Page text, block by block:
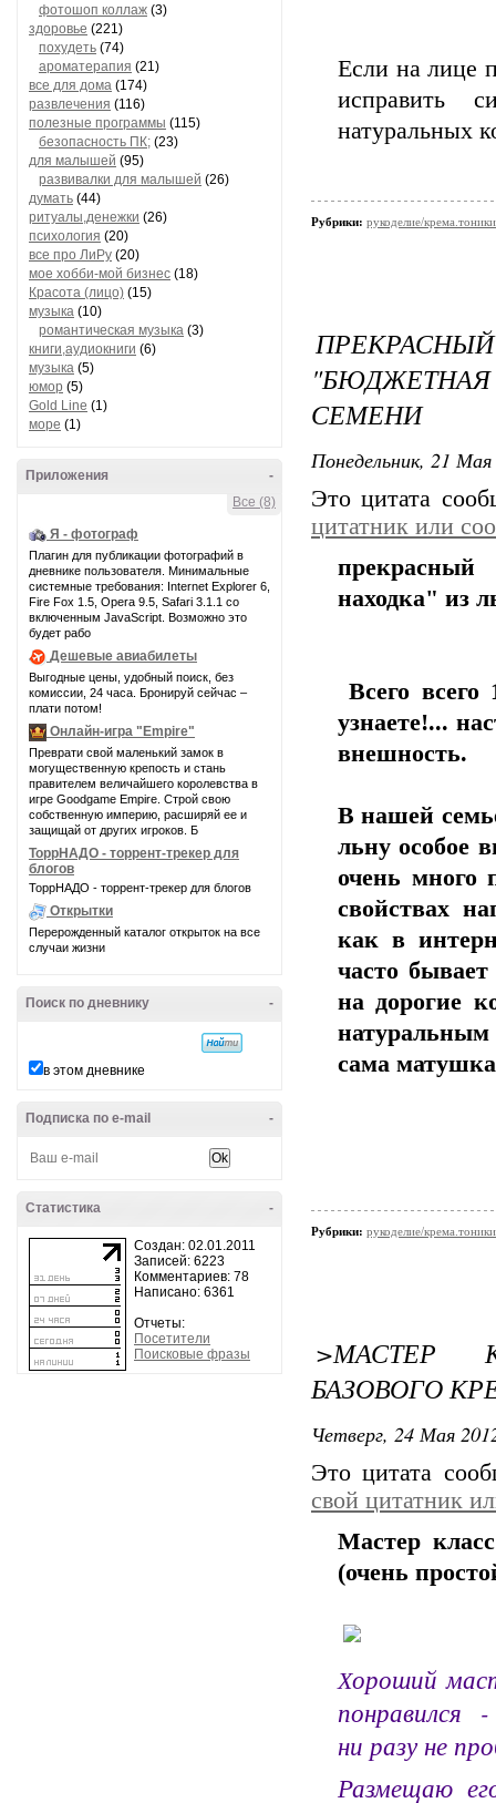
фотошоп коллаж (3)
здоровье (221)
похудеть (74)
ароматерапия (21)
все для дома (174)
развлечения (116)
полезные программы (115)
безопасность ПК; (23)
для малышей (95)
развивалки для малышей (26)
думать (44)
ритуалы,денежки (26)
психология (20)
все про ЛиРу (20)
мое хобби-мой бизнес (18)
Красота (лицо) (15)
музыка (10)
романтическая музыка (3)
книги,аудиокниги (6)
музыка (5)
юмор (5)
Gold Line (1)
море (1)
-
Приложения
Все (8)
Я - фотограф
Плагин для публикации фотографий в
дневнике пользователя. Минимальные
системные требования: Internet Explorer 6,
Fire Fox 1.5, Opera 9.5, Safari 3.1.1 со
включенным JavaScript. Возможно это
будет рабо
Дешевые авиабилеты
Выгодные цены, удобный поиск, без
комиссии, 24 часа. Бронируй сейчас –
плати потом!
Онлайн-игра "Empire"
Преврати свой маленький замок в
могущественную крепость и стань
правителем величайшего королевства в
игре Goodgame Empire. Строй свою
собственную империю, расширяй ее и
защищай от других игроков. Б
ТоррНАДО - торрент-трекер для
блогов
ТоррНАДО - торрент-трекер для блогов
Открытки
Перерожденный каталог открыток на все
случаи жизни
-
Поиск по дневнику
в этом дневнике
-
Подписка по e-mail
-
Статистика
Создан: 02.01.2011
Записей: 6223
Комментариев: 78
Написано: 6361
Отчеты:
Посетители
Поисковые фразы
Если на лице
исправить
натуральных
Рубрики: рукоделие/
СЕМЕНИ
Понедельник, 21
Это цитата
цитатник или
находка" из
Всего
узнаете!...
внешность.
В нашей
льну особое
очень много
свойствах
как в
часто
на дорогие
сама
Рубрики: рукоделие/
>МАСТЕР
БАЗОВОГО
Четверг, 24 Мая
Это цитата
свой цитатник
Мастер
(очень
Хороший
понравился
ни разу не
Размещаю